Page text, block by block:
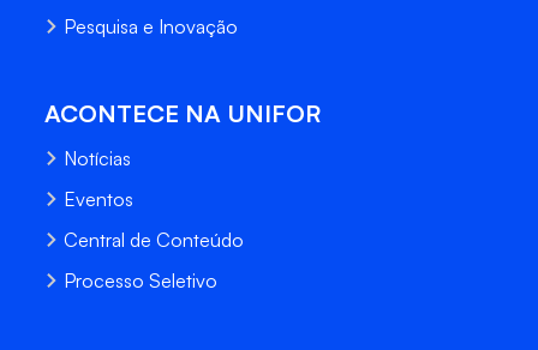
Pesquisa e Inovação
ACONTECE NA UNIFOR
Notícias
Eventos
Central de Conteúdo
Processo Seletivo